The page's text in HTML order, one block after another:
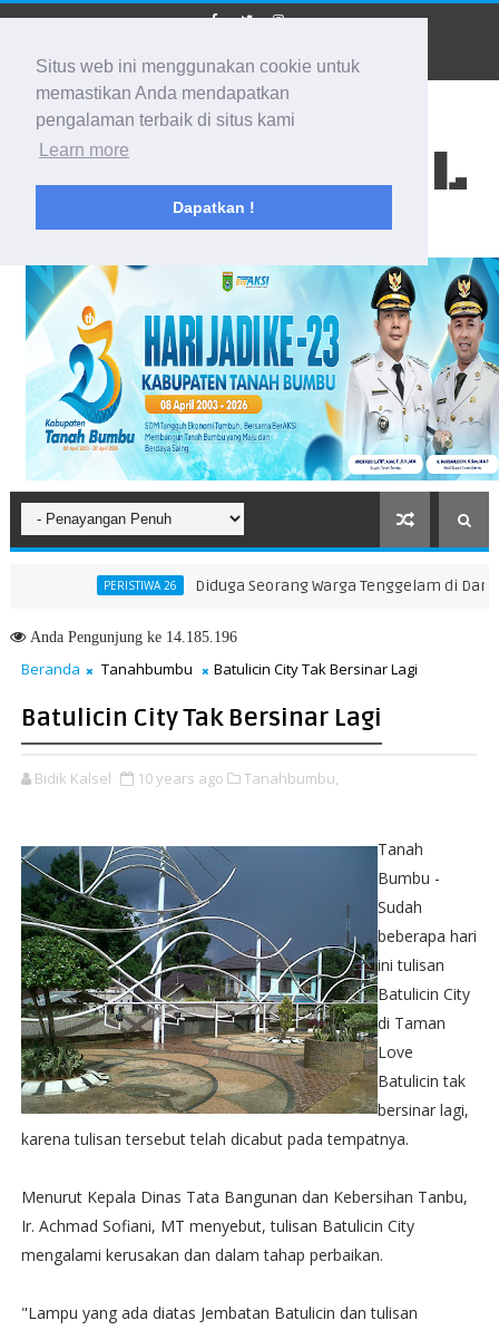
Situs web ini menggunakan cookie untuk
memastikan Anda mendapatkan
pengalaman terbaik di situs kami
Learn more
Dapatkan !
BIDIK KALSEL
Membidik Ke Segala Arah
PERISTIWA 26 Diduga Seorang Warga Tenggelam di Danau
Generasi Muda Seimbang Ilmu dan Akhlak
AndaPengunjung ke 14.185.196
Beranda Tanahbumbu Batulicin City Tak Bersinar Lagi
Batulicin City Tak Bersinar Lagi
Bidik Kalsel 10 years ago Tanahbumbu,
Tanah
Bumbu -
Sudah
beberapa hari
ini tulisan
Batulicin City
di Taman
Love
Batulicin tak
bersinar lagi,
karena tulisan tersebut telah dicabut pada tempatnya.
Menurut Kepala Dinas Tata Bangunan dan Kebersihan Tanbu,
Ir. Achmad Sofiani, MT menyebut, tulisan Batulicin City
mengalami kerusakan dan dalam tahap perbaikan.
"Lampu yang ada diatas Jembatan Batulicin dan tulisan